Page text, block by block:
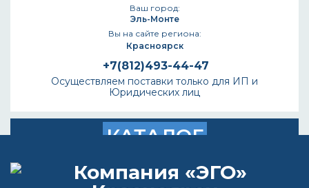
Ваш город:
Эль-Монте
Вы на сайте региона:
Красноярск
+7(812)493-44-47
Осуществляем поставки только для ИП и
Юридических лиц
КАТАЛОГ